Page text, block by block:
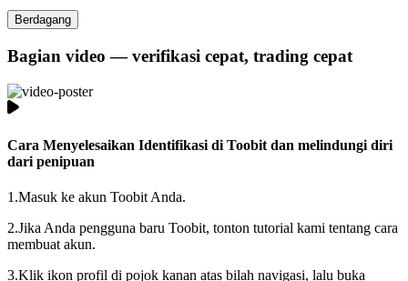
Berdagang
Bagian video — verifikasi cepat, trading cepat
Cara Menyelesaikan Identifikasi di Toobit dan melindungi diri
dari penipuan
1.Masuk ke akun Toobit Anda.
2.Jika Anda pengguna baru Toobit, tonton tutorial kami tentang cara
membuat akun.
3.Klik ikon profil di pojok kanan atas bilah navigasi, lalu buka